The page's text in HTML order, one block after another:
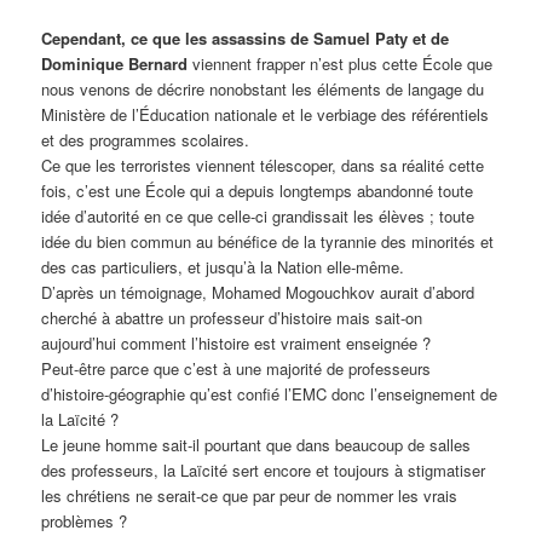
Cependant, ce que les assassins de Samuel Paty et de
Dominique Bernardviennent frapper n’est plus cette École que
nous venons de décrire nonobstant les éléments de langage du
Ministère de l’Éducation nationale et le verbiage des référentiels
et des programmes scolaires.
Ce que les terroristes viennent télescoper, dans sa réalité cette
fois, c’est une École qui a depuis longtemps abandonné toute
idée d’autorité en ce que celle-ci grandissait les élèves ; toute
idée du bien commun au bénéfice de la tyrannie des minorités et
des cas particuliers, et jusqu’à la Nation elle-même.
D’après un témoignage, Mohamed Mogouchkov aurait d’abord
cherché à abattre un professeur d’histoire mais sait-on
aujourd’hui comment l’histoire est vraiment enseignée ?
Peut-être parce que c’est à une majorité de professeurs
d’histoire-géographie qu’est confié l’EMC donc l’enseignement de
la Laïcité ?
Le jeune homme sait-il pourtant que dans beaucoup de salles
des professeurs, la Laïcité sert encore et toujours à stigmatiser
les chrétiens ne serait-ce que par peur de nommer les vrais
problèmes ?